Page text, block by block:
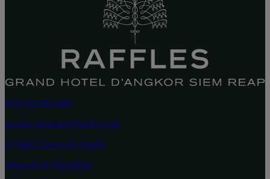
(855) 63 963 888
bookus.siemreap@raffles.com
1 Vithei Charles de Gaulle
Khum Svay Dangkum